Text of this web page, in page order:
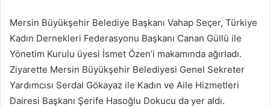
Mersin Büyükşehir Belediye Başkanı Vahap Seçer, Türkiye
Kadın Dernekleri Federasyonu Başkanı Canan Güllü ile
Yönetim Kurulu üyesi İsmet Özen’i makamında ağırladı.
Ziyarette Mersin Büyükşehir Belediyesi Genel Sekreter
Yardımcısı Serdal Gökayaz ile Kadın ve Aile Hizmetleri
Dairesi Başkanı Şerife Hasoğlu Dokucu da yer aldı.